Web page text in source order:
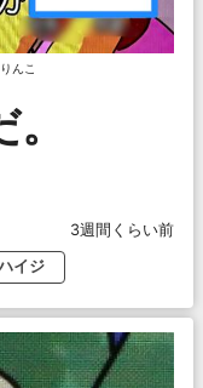
んこ
3週間くらい前
イジ